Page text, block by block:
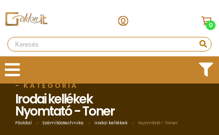
0
- KATEGÓRIA
Irodai kellékek
Nyomtató - Toner
Főoldal › Számítástechnika › Irodai kellékek › Nyomtató - Toner